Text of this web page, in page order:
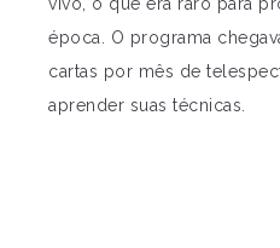
época. O programa
cartas por mês de
aprender suas técnicas.